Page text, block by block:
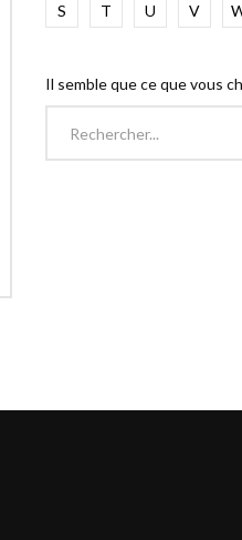
S T U V
Il semble que ce que vous